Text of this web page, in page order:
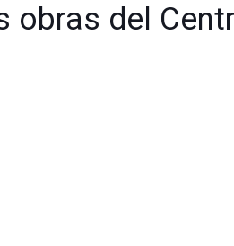
obras del